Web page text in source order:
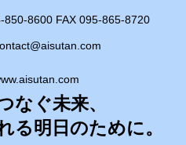
850-8600 FAX 095-865-8720​
なぐ未来、
る明日のために。